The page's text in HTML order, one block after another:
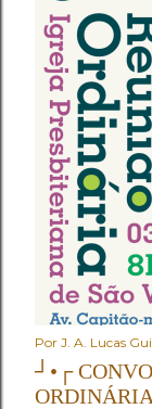
Por J. A. Lucas
┘•┌